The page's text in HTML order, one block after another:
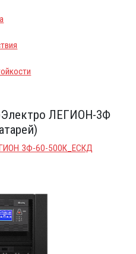
ЛЕГИОН-3Ф
3Ф-60-500К_ЕСКД